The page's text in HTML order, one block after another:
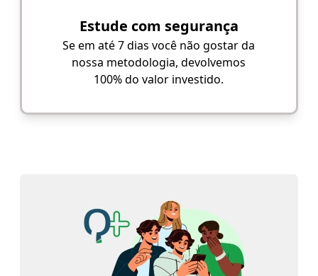
Estude com segurança
Se em até 7 dias você não gostar da
nossa metodologia, devolvemos
100% do valor investido.